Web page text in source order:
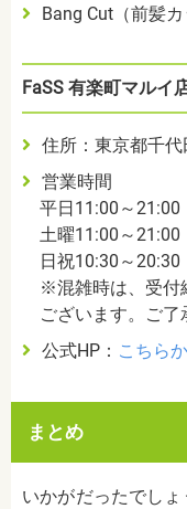
Bang Cut（前髪
FaSS 有楽町マルイ
住所：東京都千
営業時間
平日11:00～21:00
土曜11:00～21:00
日祝10:30～20:30
※混雑時は、受付
ございます。ご了
公式HP： こちら
まとめ
いかがだったでし